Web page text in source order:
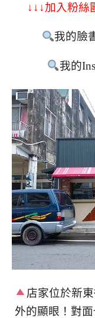
↓↓↓加入粉絲
我的臉
我的
店家位於新
外的顯眼！對